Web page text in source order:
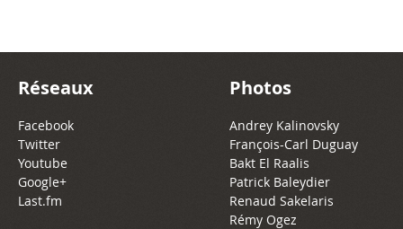
Réseaux
Facebook
Twitter
Youtube
Google+
Last.fm
Photos
Andrey Kalinovsky
François-Carl Duguay
Bakt El Raalis
Patrick Baleydier
Renaud Sakelaris
Rémy Ogez